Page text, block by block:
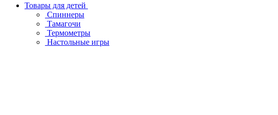
Товары для детей
Спиннеры
Тамагочи
Термометры
Настольные игры